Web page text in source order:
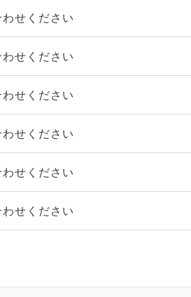
せください
せください
せください
せください
せください
せください